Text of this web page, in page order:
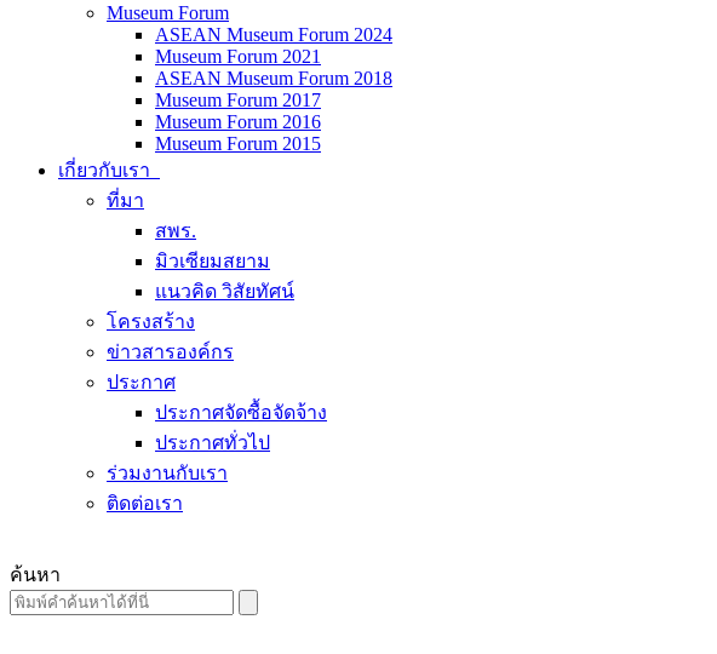
Museum Forum
ASEAN Museum Forum 2024
Museum Forum 2021
ASEAN Museum Forum 2018
Museum Forum 2017
Museum Forum 2016
Museum Forum 2015
เกี่ยวกับเรา
ที่มา
สพร.
มิวเซียมสยาม
แนวคิด วิสัยทัศน์
โครงสร้าง
ข่าวสารองค์กร
ประกาศ
ประกาศจัดซื้อจัดจ้าง
ประกาศทั่วไป
ร่วมงานกับเรา
ติดต่อเรา
ค้นหา